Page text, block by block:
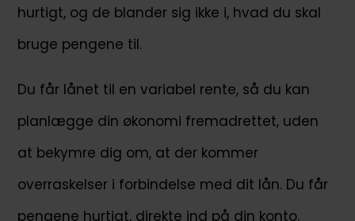
hurtigt, og de blander sig ikke i, hvad du skal
bruge pengene til.
Du får lånet til en variabel rente, så du kan
planlægge din økonomi fremadrettet, uden
at bekymre dig om, at der kommer
overraskelser i forbindelse med dit lån. Du får
pengene hurtigt, direkte ind på din konto.